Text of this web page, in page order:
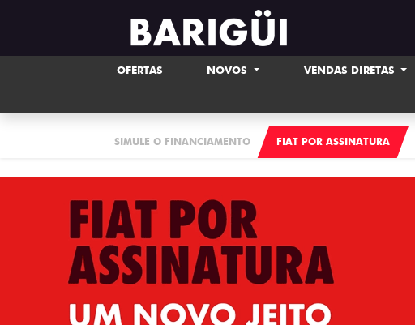
OFERTAS NOVOS VENDAS DIRETAS
SIMULE O FINANCIAMENTO FIAT POR ASSINATURA